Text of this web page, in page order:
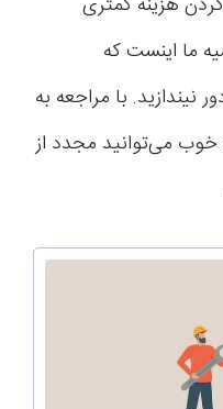
ما اینست که
نیندازید. با مراجعه به
خوب می‌توانید مجدد از